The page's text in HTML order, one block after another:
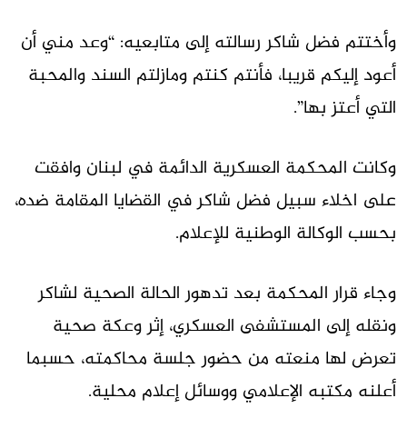
وأختتم فضل شاكر رسالته إلى متابعيه: “وعد مني أن
أعود إليكم قريبا، فأنتم كنتم ومازلتم السند والمحبة
التي أعتز بها”.
وكانت المحكمة العسكرية الدائمة في لبنان وافقت
على اخلاء سبيل فضل شاكر في القضايا المقامة ضده،
بحسب الوكالة الوطنية للإعلام.
وجاء قرار المحكمة بعد تدهور الحالة الصحية لشاكر
ونقله إلى المستشفى العسكري، إثر وعكة صحية
تعرض لها منعته من حضور جلسة محاكمته، حسبما
أعلنه مكتبه الإعلامي ووسائل إعلام محلية.